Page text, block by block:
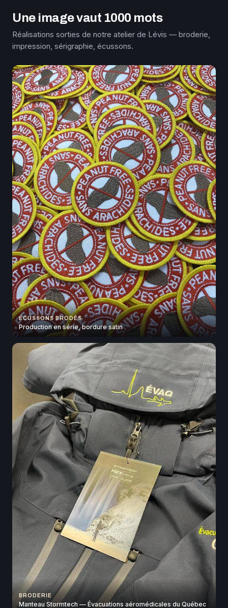
Une image vaut 1000 mots
Réalisations sorties de notre atelier de Lévis — broderie,
impression, sérigraphie, écussons.
ÉCUSSONS BRODÉS
Production en série, bordure satin
BRODERIE
Manteau Stormtech — Évacuations aéromédicales du Québec